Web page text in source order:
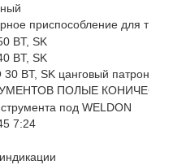
приспособление для
BT, SK
BT, SK
BT, SK цанговый патрон
ПОЛЫЕ
под WELDON
7:24